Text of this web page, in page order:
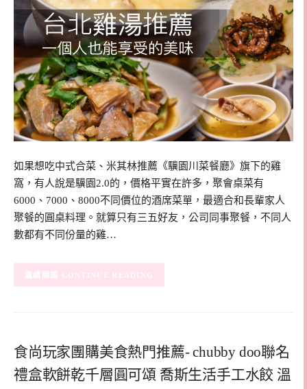
如果想吃中式合菜、米其林推薦《驥園川菜餐廳》旗下的雞
窩，有人說是驥園2.0的，價格平實在許多，聚會桌菜有
6000、7000、8000不同價位的酒席菜單，最適合和長輩家人
聚餐的圓桌料理。就算只有三五好友，公司同事聚餐，不同人
數都有不同份量的雞…
CONTINUE READING
食尚玩家團購美食熱門推薦- chubby doo聯名
禮盒軟餅乾千層圓可頌 喬斯生活手工水餃 溫